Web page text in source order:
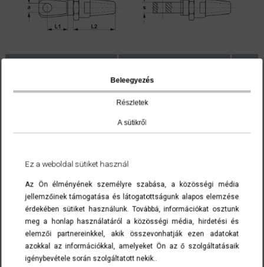
331620003
3
331620008
331620010
10
331620012
12
A cikkszámokra kattintva a termék(ek) az ajánlatkérés menüben
Vissza
Beleegyezés
Részletek
A sütikről
Ez a weboldal sütiket használ
Az Ön élményének személyre szabása, a közösségi média
jellemzőinek támogatása és látogatottságunk alapos elemzése
érdekében sütiket használunk. Továbbá, információkat osztunk
meg a honlap használatáról a közösségi média, hirdetési és
elemzői partnereinkkel, akik összevonhatják ezen adatokat
azokkal az információkkal, amelyeket Ön az ő szolgáltatásaik
igénybevétele során szolgáltatott nekik..